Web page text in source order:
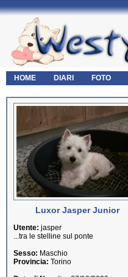
HOME DIARI FOTO
Luxor Jasper Junior
Utente: jasper
...tra le stelline sul ponte
Sesso: Maschio
Provincia: Torino